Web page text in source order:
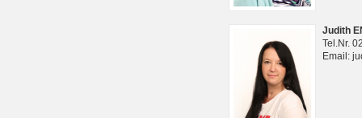
Judith
Tel.Nr.
Email: